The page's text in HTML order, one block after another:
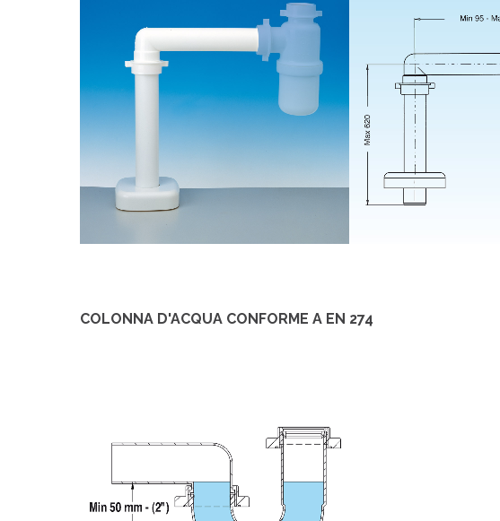
COLONNA D'ACQUA CONFORME A EN 274